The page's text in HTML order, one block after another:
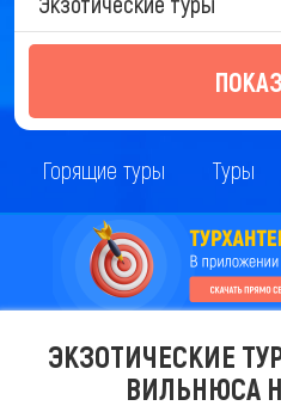
Горящие туры Туры
ЭКЗОТИЧЕСКИЕ
ВИЛЬНЮСА